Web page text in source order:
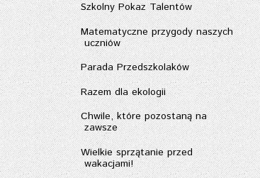
Szkolny Pokaz Talentów
Matematyczne przygody naszych
uczniów
Parada Przedszkolaków
Razem dla ekologii
Chwile, które pozostaną na
zawsze
Wielkie sprzątanie przed
wakacjami!